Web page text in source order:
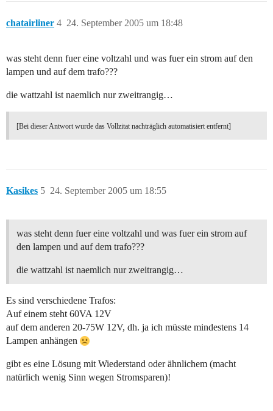
chatairliner 24. September 2005 um 18:48
4
was steht denn fuer eine voltzahl und was fuer ein strom auf den
lampen und auf dem trafo???
die wattzahl ist naemlich nur zweitrangig…
[Bei dieser Antwort wurde das Vollzitat nachträglich automatisiert entfernt]
Kasikes 24. September 2005 um 18:55
5
was steht denn fuer eine voltzahl und was fuer ein strom auf
den lampen und auf dem trafo???
die wattzahl ist naemlich nur zweitrangig…
Es sind verschiedene Trafos:
Auf einem steht 60VA 12V
auf dem anderen 20-75W 12V, dh. ja ich müsste mindestens 14
Lampen anhängen
gibt es eine Lösung mit Wiederstand oder ähnlichem (macht
natürlich wenig Sinn wegen Stromsparen)!